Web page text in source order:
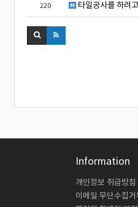
220 타일공사를 하려
Information
개인정보 취급방침
이메일 무단수집거